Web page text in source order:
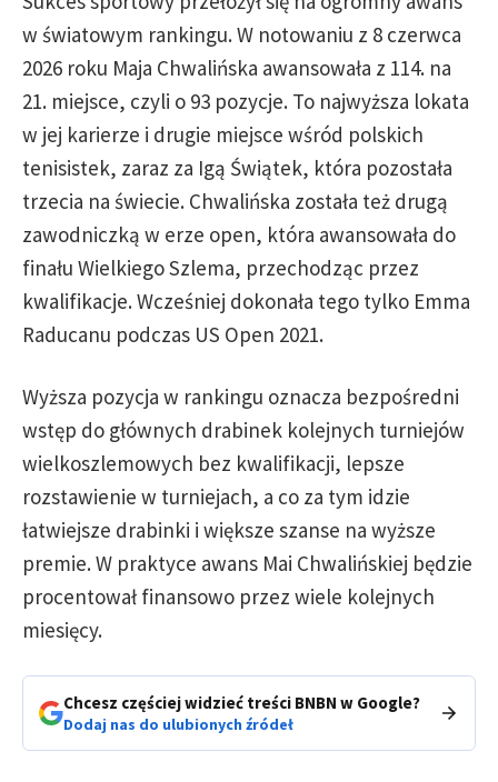
w światowym rankingu. W notowaniu z 8 czerwca
2026 roku Maja Chwalińska awansowała z 114. na
21. miejsce, czyli o 93 pozycje. To najwyższa lokata
w jej karierze i drugie miejsce wśród polskich
tenisistek, zaraz za Igą Świątek, która pozostała
trzecia na świecie. Chwalińska została też drugą
zawodniczką w erze open, która awansowała do
finału Wielkiego Szlema, przechodząc przez
kwalifikacje. Wcześniej dokonała tego tylko Emma
Raducanu podczas US Open 2021.
Wyższa pozycja w rankingu oznacza bezpośredni
wstęp do głównych drabinek kolejnych turniejów
wielkoszlemowych bez kwalifikacji, lepsze
rozstawienie w turniejach, a co za tym idzie
łatwiejsze drabinki i większe szanse na wyższe
premie. W praktyce awans Mai Chwalińskiej będzie
procentował finansowo przez wiele kolejnych
miesięcy.
Chcesz częściej widzieć treści BNBN w Google?
Dodaj nas do ulubionych źródeł